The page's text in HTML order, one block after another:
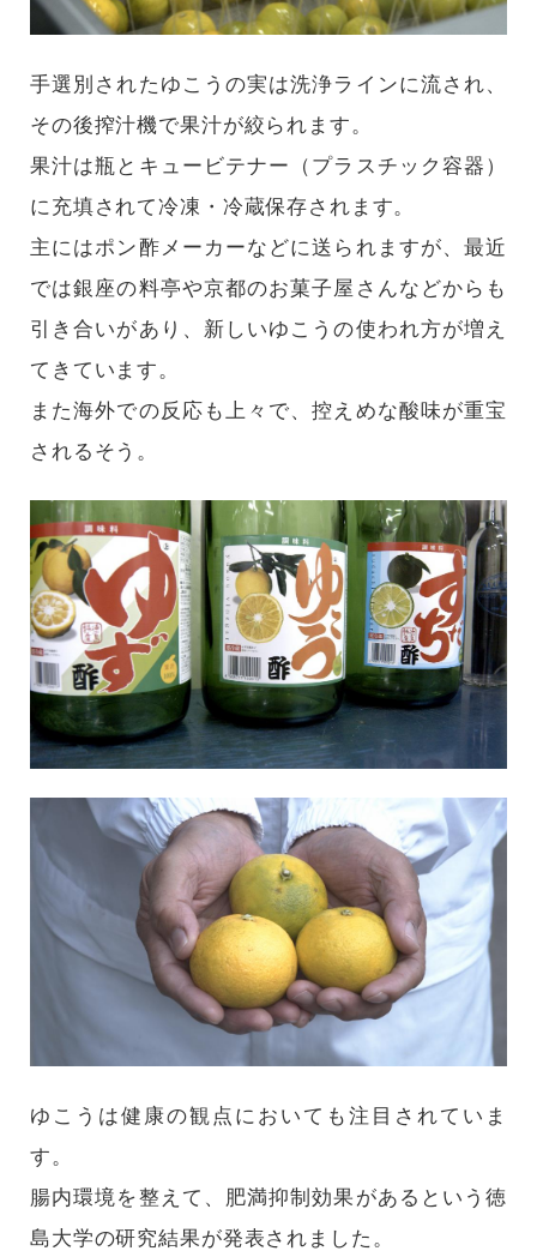
手選別されたゆこうの実は洗浄ラインに流され、
その後搾汁機で果汁が絞られます。
果汁は瓶とキュービテナー（プラスチック容器）
に充填されて冷凍・冷蔵保存されます。
主にはポン酢メーカーなどに送られますが、最近
では銀座の料亭や京都のお菓子屋さんなどからも
引き合いがあり、新しいゆこうの使われ方が増え
てきています。
また海外での反応も上々で、控えめな酸味が重宝
されるそう。
ゆこうは健康の観点においても注目されていま
す。
腸内環境を整えて、肥満抑制効果があるという徳
島大学の研究結果が発表されました。